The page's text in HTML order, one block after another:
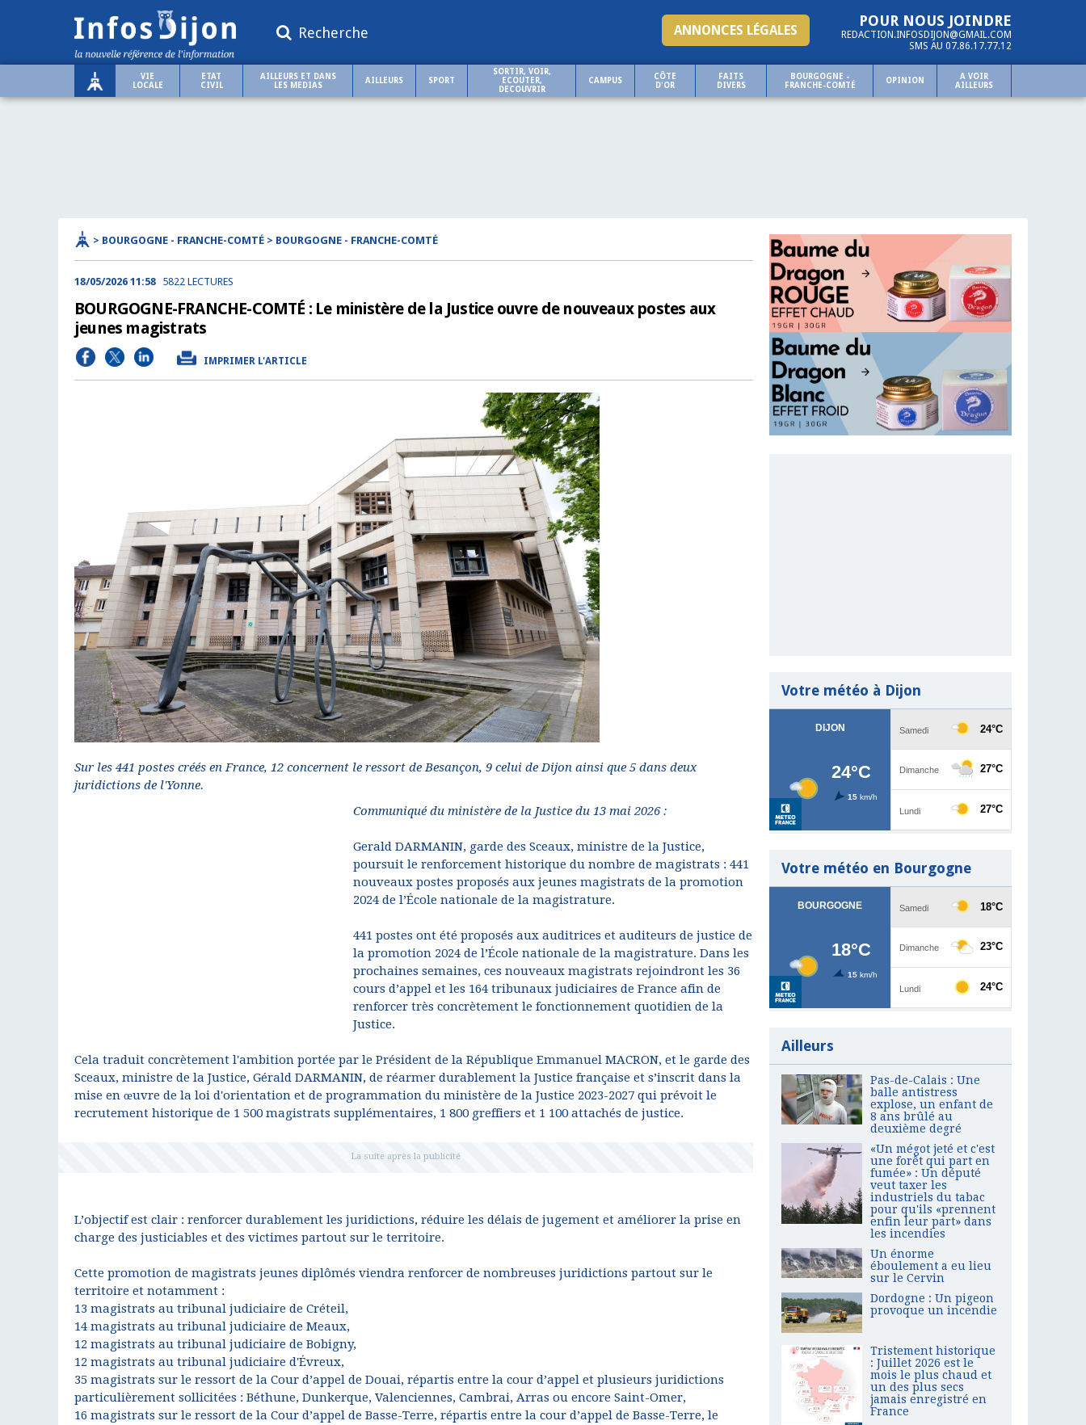
Recherche
POUR NOUS JOINDRE
REDACTION.INFOSDIJON@GMAIL.COM
SMS AU 07.86.17.77.12
ANNONCES LÉGALES
VIE
LOCALE
ETAT
CIVIL
AILLEURS ET DANS
LES MEDIAS
AILLEURS SPORT
SORTIR, VOIR,
ECOUTER,
DECOUVRIR
CAMPUS
CÔTE
D'OR
FAITS
DIVERS
BOURGOGNE -
FRANCHE-COMTÉ
OPINION
A VOIR
AILLEURS
> BOURGOGNE - FRANCHE-COMTÉ > BOURGOGNE - FRANCHE-COMTÉ
18/05/2026 11:58 5822 LECTURES
BOURGOGNE-FRANCHE-COMTÉ : Le ministère de la Justice ouvre de nouveaux postes aux
jeunes magistrats
IMPRIMER L'ARTICLE
Sur les 441 postes créés en France, 12 concernent le ressort de Besançon, 9 celui de Dijon ainsi que 5 dans deux
juridictions de l'Yonne.
Communiqué du ministère de la Justice du 13 mai 2026 :
Gerald DARMANIN, garde des Sceaux, ministre de la Justice,
poursuit le renforcement historique du nombre de magistrats : 441
nouveaux postes proposés aux jeunes magistrats de la promotion
2024 de l’École nationale de la magistrature.
441 postes ont été proposés aux auditrices et auditeurs de justice de
la promotion 2024 de l’École nationale de la magistrature. Dans les
prochaines semaines, ces nouveaux magistrats rejoindront les 36
cours d’appel et les 164 tribunaux judiciaires de France afin de
renforcer très concrètement le fonctionnement quotidien de la
Justice.
Cela traduit concrètement l'ambition portée par le Président de la République Emmanuel MACRON, et le garde des
Sceaux, ministre de la Justice, Gérald DARMANIN, de réarmer durablement la Justice française et s’inscrit dans la
mise en œuvre de la loi d'orientation et de programmation du ministère de la Justice 2023-2027 qui prévoit le
recrutement historique de 1 500 magistrats supplémentaires, 1 800 greffiers et 1 100 attachés de justice.
L’objectif est clair : renforcer durablement les juridictions, réduire les délais de jugement et améliorer la prise en
charge des justiciables et des victimes partout sur le territoire.
Cette promotion de magistrats jeunes diplômés viendra renforcer de nombreuses juridictions partout sur le
territoire et notamment :
13 magistrats au tribunal judiciaire de Créteil,
14 magistrats au tribunal judiciaire de Meaux,
12 magistrats au tribunal judiciaire de Bobigny,
12 magistrats au tribunal judiciaire d'Évreux,
35 magistrats sur le ressort de la Cour d’appel de Douai, répartis entre la cour d’appel et plusieurs juridictions
particulièrement sollicitées : Béthune, Dunkerque, Valenciennes, Cambrai, Arras ou encore Saint-Omer,
16 magistrats sur le ressort de la Cour d’appel de Basse-Terre, répartis entre la cour d’appel de Basse-Terre, le
Votre météo à Dijon
Votre météo en Bourgogne
Ailleurs
Pas-de-Calais : Une
balle antistress
explose, un enfant de
8 ans brûlé au
deuxième degré
«Un mégot jeté et c'est
une forêt qui part en
fumée» : Un député
veut taxer les
industriels du tabac
pour qu'ils «prennent
enfin leur part» dans
les incendies
Un énorme
éboulement a eu lieu
sur le Cervin
Dordogne : Un pigeon
provoque un incendie
Tristement historique
: Juillet 2026 est le
mois le plus chaud et
un des plus secs
jamais enregistré en
France